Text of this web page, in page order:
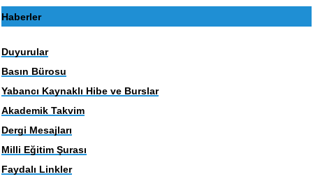
Haberler
Duyurular
Basın Bürosu
Yabancı Kaynaklı Hibe ve Burslar
Akademik Takvim
Dergi Mesajları
Milli Eğitim Şurası
Faydalı Linkler